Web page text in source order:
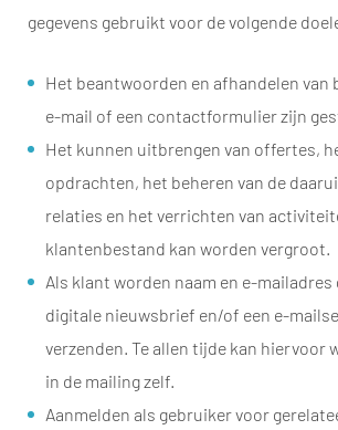
gegevens gebruikt voor de volgende
Het beantwoorden en afhandelen van
e-mail of een contactformulier zijn
Het kunnen uitbrengen van offertes,
opdrachten, het beheren van de
relaties en het verrichten van
klantenbestand kan worden vergroot.
Als klant worden naam en e-
digitale nieuwsbrief en/of een e-
verzenden. Te allen tijde kan hiervoor
in de mailing zelf.
Aanmelden als gebruiker voor